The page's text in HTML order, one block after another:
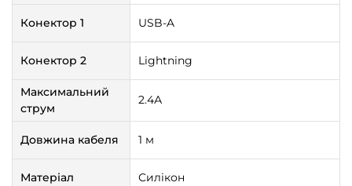
Конектор 1 USB-A
Конектор 2 Lightning
Максимальний
струм
2.4А
Довжина кабеля 1 м
Матеріал Силікон